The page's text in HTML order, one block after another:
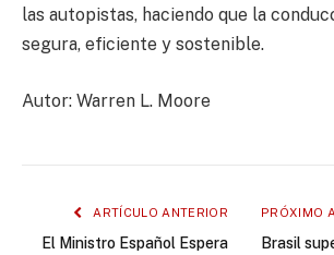
las autopistas, haciendo que la
segura, eficiente y sostenible.
Autor: Warren L. Moore
ARTÍCULO ANTERIOR
El Ministro Español Espera
PRÓXIMO
Brasil